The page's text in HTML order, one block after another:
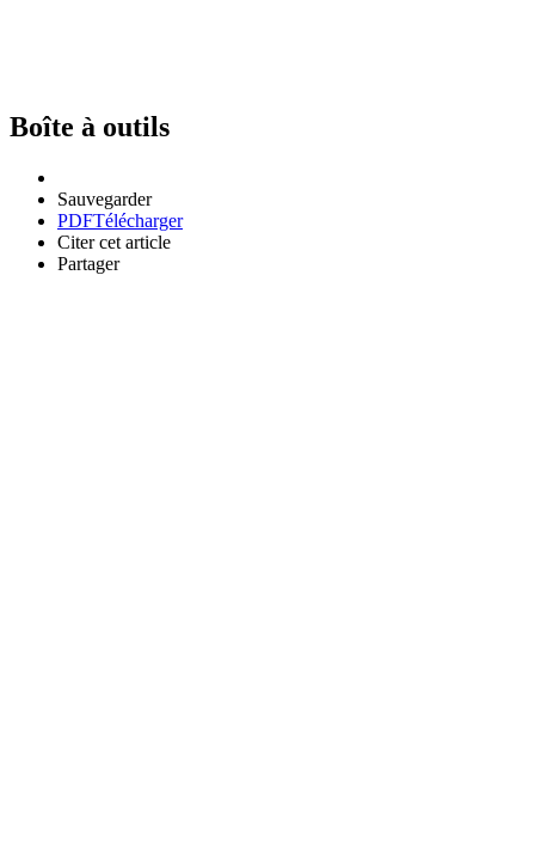
Boîte à outils
Sauvegarder
PDFTélécharger
Citer cet article
Partager